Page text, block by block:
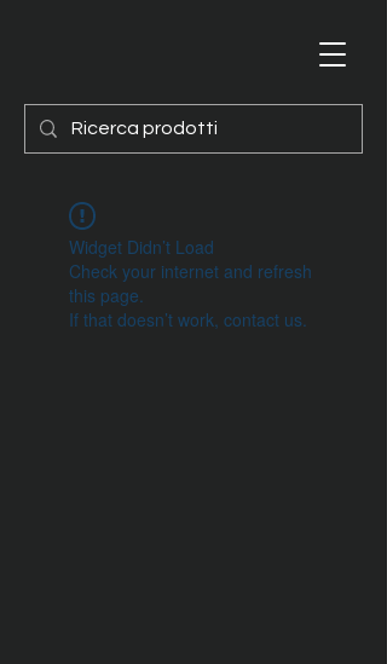
Widget Didn’t Load
Check your internet and refresh
this page.
If that doesn’t work, contact us.